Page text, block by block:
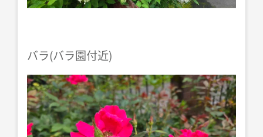
バラ(バラ園付近)